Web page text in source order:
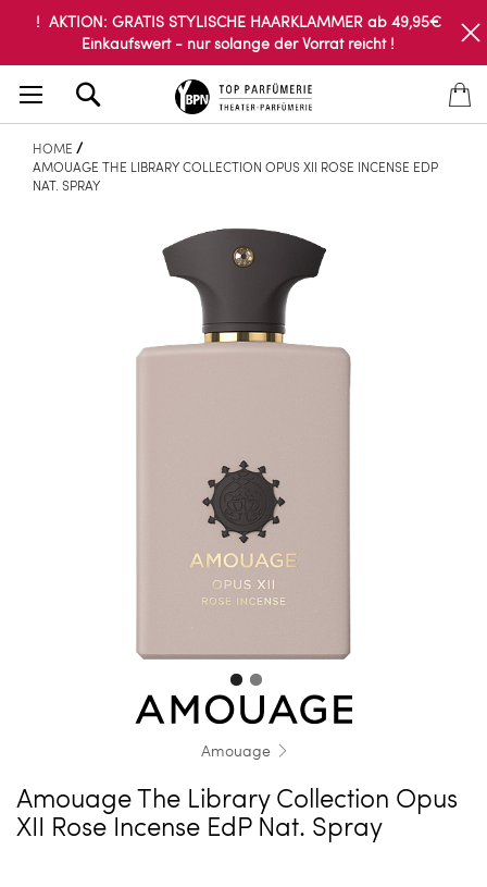
! AKTION: GRATIS STYLISCHE HAARKLAMMER ab 49,95€
Einkaufswert - nur solange der Vorrat reicht !
HOME
AMOUAGE THE LIBRARY COLLECTION OPUS XII ROSE INCENSE EDP
NAT. SPRAY
Amouage
Amouage The Library Collection Opus
XII Rose Incense EdP Nat. Spray